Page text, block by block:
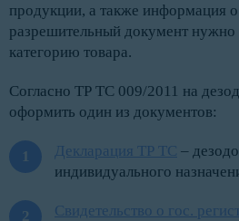
продукции, а также информация
разрешительный документ
категорию товара.
Согласно ТР ТС 009/2011 на
оформить один из документов:
Декларация ТР ТС –
индивидуального
Свидетельство о гос.